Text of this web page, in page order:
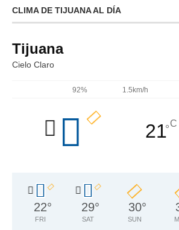
CLIMA DE TIJUANA AL DÍA
Tijuana
Cielo Claro
92% 1.5km/h
21°C
22°
FRI
29°
SAT
30°
SUN